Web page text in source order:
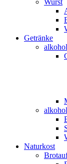
Wurst
Getränke
Naturkost